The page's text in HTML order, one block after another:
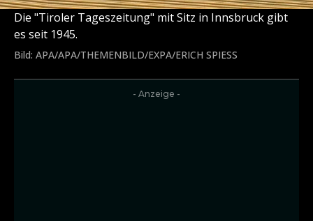
Die "Tiroler Tageszeitung" mit Sitz in Innsbruck gibt
es seit 1945.
Bild: APA/APA/THEMENBILD/EXPA/ERICH SPIESS
- Anzeige -